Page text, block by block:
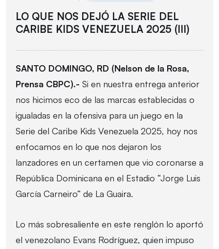
LO QUE NOS DEJÓ LA SERIE DEL
CARIBE KIDS VENEZUELA 2025 (III)
SANTO DOMINGO, RD (Nelson de la Rosa,
Prensa CBPC).- Si en nuestra entrega anterior
nos hicimos eco de las marcas establecidas o
igualadas en la ofensiva para un juego en la
Serie del Caribe Kids Venezuela 2025, hoy nos
enfocamos en lo que nos dejaron los
lanzadores en un certamen que vio coronarse a
República Dominicana en el Estadio “Jorge Luis
García Carneiro” de La Guaira.
Lo más sobresaliente en este renglón lo aportó
el venezolano Evans Rodríguez, quien impuso